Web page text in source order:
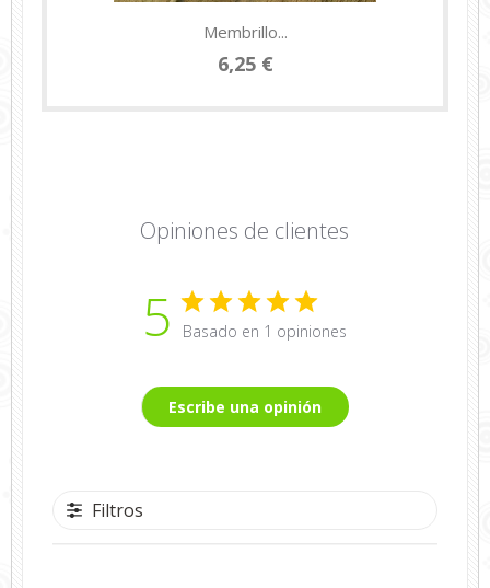
Membrillo...
6,25 €
Opiniones de clientes
5 Basado en 1 opiniones
Escribe una opinión
Filtros